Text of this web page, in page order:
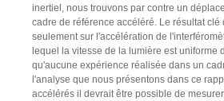
inertiel, nous trouvons par contre un
cadre de référence accéléré. Le résultat
seulement sur l'accélération de
lequel la vitesse de la lumière est
qu'aucune expérience réalisée dans un
l'analyse que nous présentons dans ce
accélérés il devrait être possible de